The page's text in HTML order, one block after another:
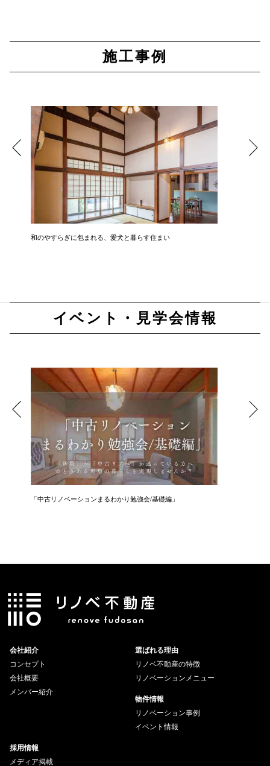
施工事例
和のやすらぎに包まれる、愛犬と暮らす住まい
イベント・見学会情報
「中古リノベーションまるわかり勉強会/基礎編」
会社紹介
コンセプト
会社概要
メンバー紹介
選ばれる理由
リノベ不動産の特徴
リノベーションメニュー
物件情報
リノベーション事例
イベント情報
採用情報
メディア掲載